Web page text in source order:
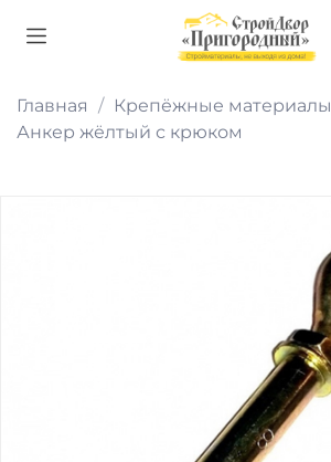
Главная Крепёжные материалы
Анкер жёлтый с крюком